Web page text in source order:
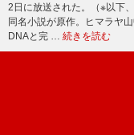
2日に放送された。（※以下
同名小説が原作。ヒマラヤ
DNAと完 … 続きを読む